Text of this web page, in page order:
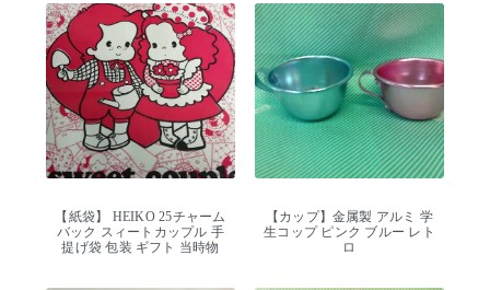
【紙袋】 HEIKO 25チャーム
バック スィートカップル 手
提げ袋 包装 ギフト 当時物
【カップ】金属製 アルミ 学
生コップ ピンク ブルー レト
ロ